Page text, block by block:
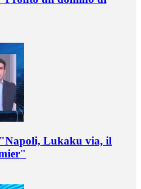
Lukaku via, il